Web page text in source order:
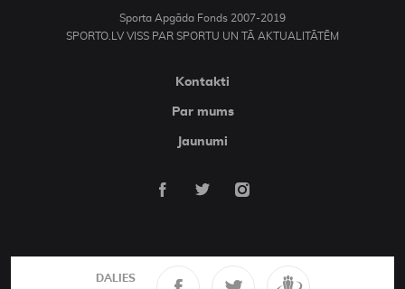
DALIES
Sporta Apgāda Fonds 2007-2019
SPORTO.LV VISS PAR SPORTU UN TĀ AKTUALITĀTĒM
Kontakti
Par mums
Jaunumi